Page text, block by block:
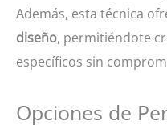
Además, esta técnica
diseño, permitiéndote
específicos sin
Opciones de